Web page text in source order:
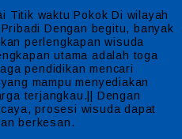
Titik waktu Pokok Di wilayah
Dengan begitu, banyak
perlengkapan wisuda
utama adalah toga
pendidikan mencari
yang mampu menyediakan
terjangkau.|| Dengan
prosesi wisuda dapat
berkesan.